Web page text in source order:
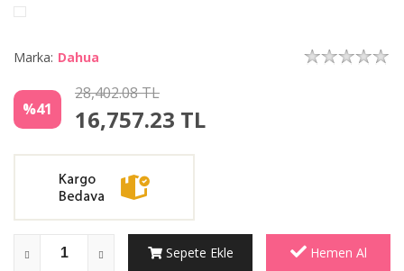
Marka: Dahua
%41
28,402.08 TL
16,757.23 TL
Sepete Ekle Hemen Al